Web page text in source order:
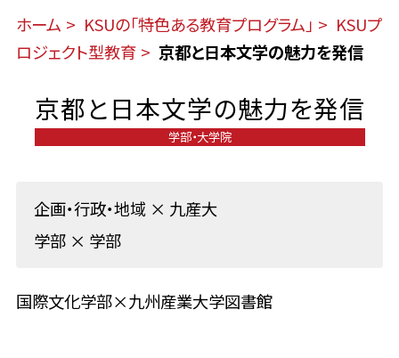
ホーム KSUの「特色ある教育プログラム」
KSUプ
ロジェクト型教育
京都と日本文学の魅力を発信
京都と日本文学の魅力を発信
学部・大学院
企画・行政・地域 × 九産大
学部 × 学部
国際文化学部×九州産業大学図書館